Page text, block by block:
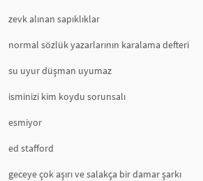
zevk alınan sapıklıklar
normal sözlük yazarlarının karalama defteri
su uyur düşman uyumaz
isminizi kim koydu sorunsalı
esmiyor
ed stafford
geceye çok aşırı ve salakça bir damar şarkı